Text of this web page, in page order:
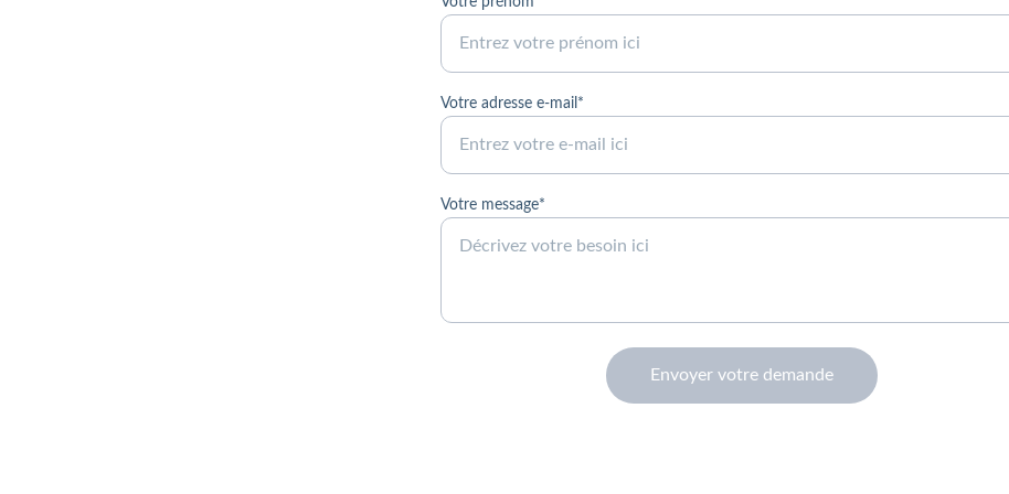
Votre adresse e-mail*
Votre message*
Envoyer votre demande